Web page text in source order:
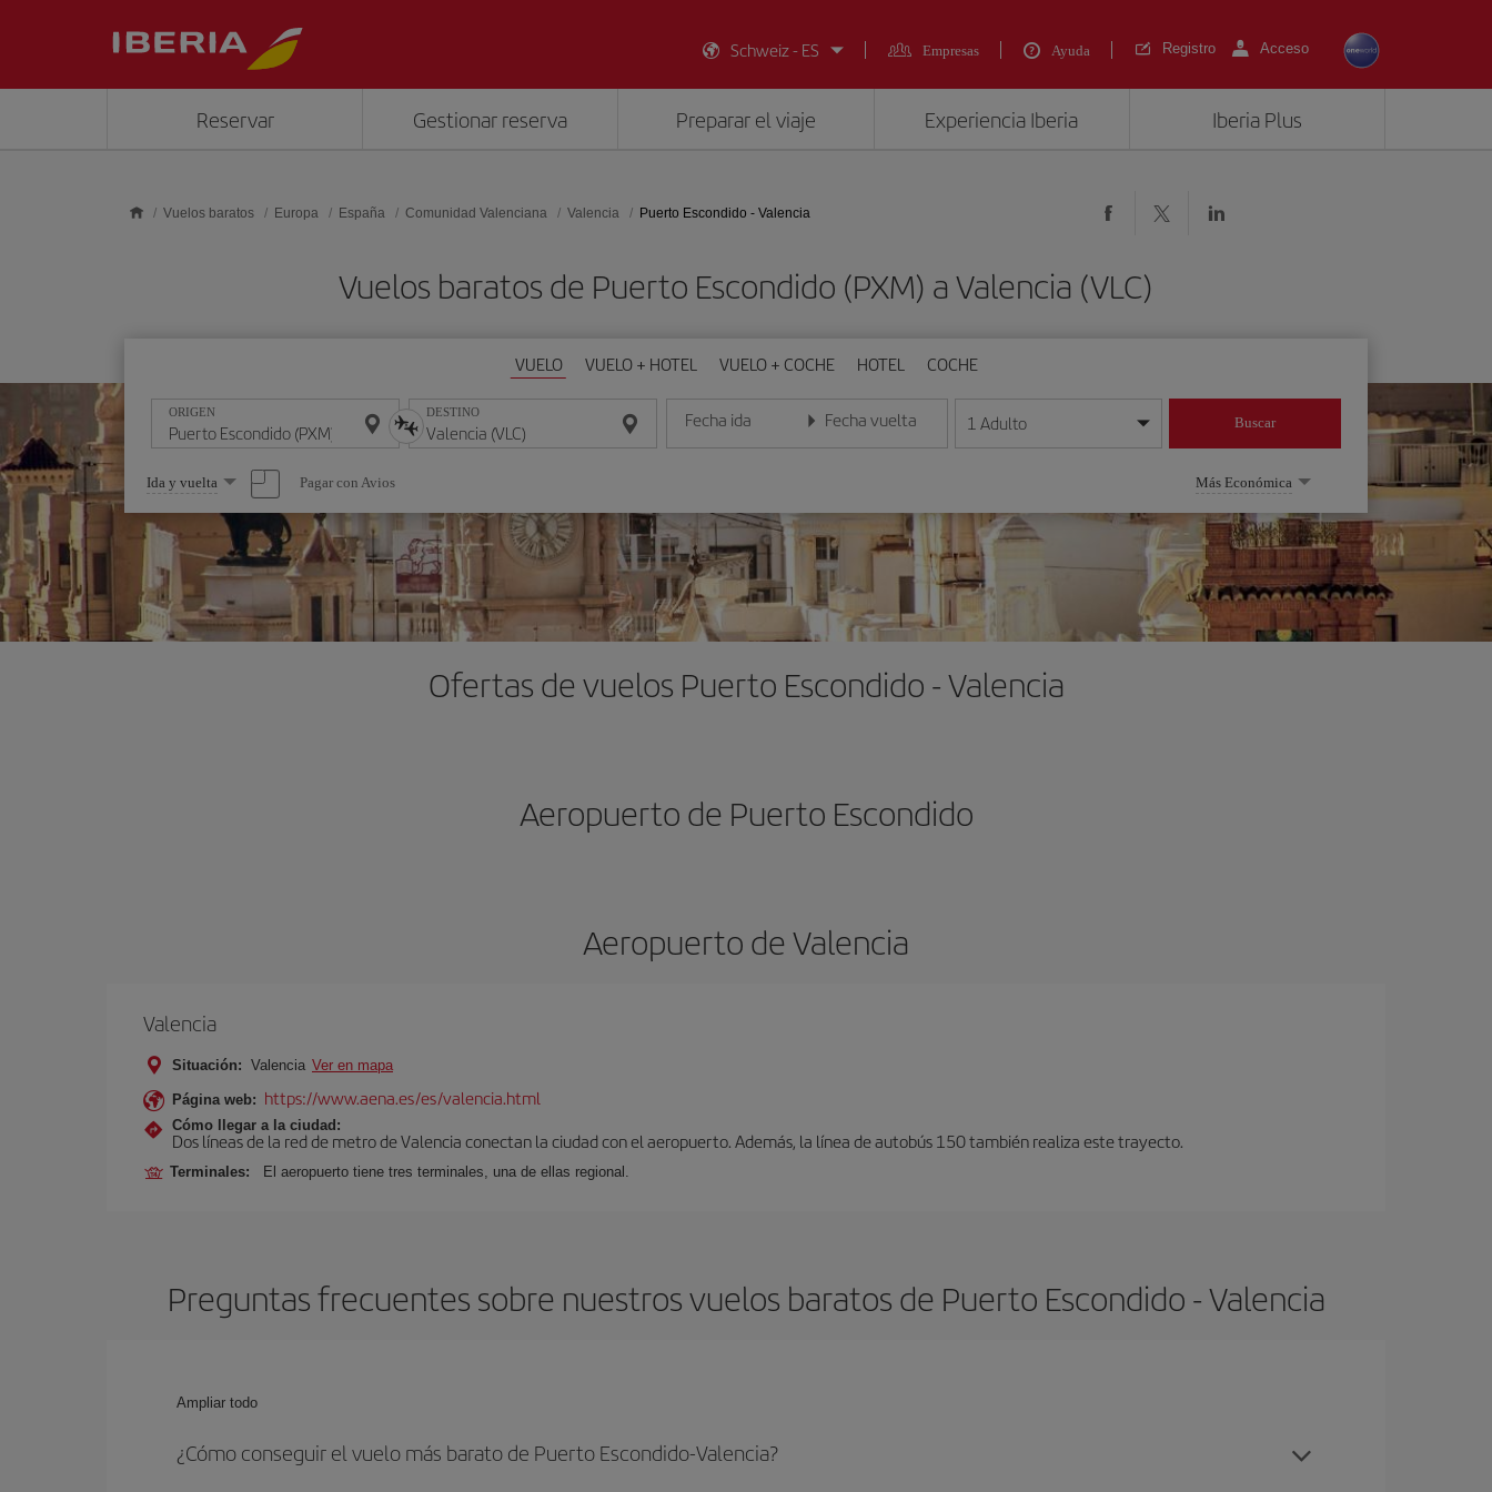
Schweiz - ES
Empresas Ayuda Registro Acceso
Reservar Gestionar reserva Preparar el viaje Experiencia Iberia Iberia Plus
Vuelos baratos Europa España Comunidad Valenciana Valencia Puerto Escondido - Valencia
Vuelos baratos de Puerto Escondido (PXM) a Valencia (VLC)
VUELO VUELO + HOTEL VUELO + COCHE HOTEL COCHE
ORIGEN DESTINO Fecha ida
Introduce la fecha en formato día/mes/año
Fecha vuelta
Introduce la fecha en formato día/mes/año
1 Adulto Buscar
Seleccione
una
opción
Ida y vuelta Pagar con Avios Más Económica
Ofertas de vuelos Puerto Escondido - Valencia
Aeropuerto de Puerto Escondido
Aeropuerto de Valencia
Valencia
Situación: Valencia Ver en mapa
Página web: https://www.aena.es/es/valencia.html
Cómo llegar a la ciudad:
Dos líneas de la red de metro de Valencia conectan la ciudad con el aeropuerto. Además, la línea de autobús 150 también realiza este trayecto.
Terminales: El aeropuerto tiene tres terminales, una de ellas regional.
Preguntas frecuentes sobre nuestros vuelos baratos de Puerto Escondido - Valencia
Ampliar todo
¿Cómo conseguir el vuelo más barato de Puerto Escondido-Valencia?